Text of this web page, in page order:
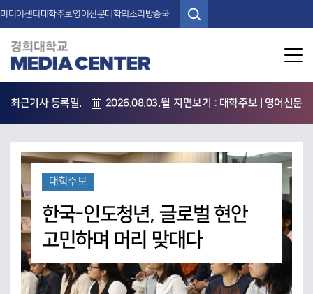
미디어센터 대학주보 영어신문대학의소리방송국
메뉴 열기
최근기사 등록일. 2026.08.03.월 지면보기 : 대학주보| 영어신문
대학주보
한국-인도청년, 글로벌 현안
고민하며 머리 맞대다